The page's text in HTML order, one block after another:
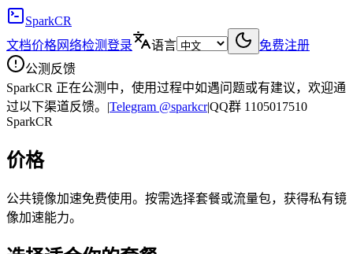
SparkCR
文档价格网络检测登录 语言
免费注册
公测反馈
SparkCR 正在公测中，使用过程中如遇问题或有建议，欢迎通
过以下渠道反馈。 |Telegram @sparkcr|QQ群 1105017510
SparkCR
价格
公共镜像加速免费使用。按需选择套餐或流量包，获得私有镜
像加速能力。